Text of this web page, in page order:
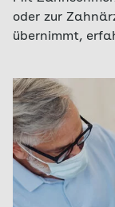
oder zur
übernimmt,